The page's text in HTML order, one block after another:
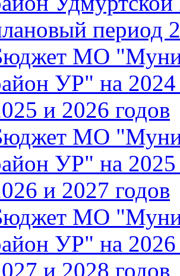
период
МО
УР" на 2024
и 2026 годов
МО
УР" на 2025
и 2027 годов
МО
УР" на 2026
и 2028 годов